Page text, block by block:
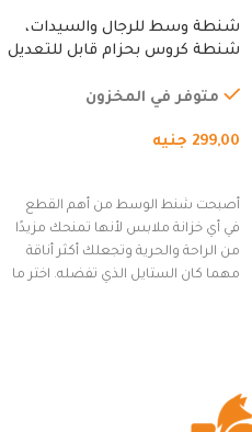
شنطة وسط للرجال والسيدات،
شنطة كروس بحزام قابل للتعديل
السفر، الجري العادي، المشي
(رمادي)
متوفر في المخزون
299,00 جنيه
أصبحت شنط الوسط من أهم القطع
في أي خزانة ملابس لأنها تمنحك مزيدًا
من الراحة والحرية وتجعلك أكثر أناقة
مهما كان الستايل الذي تفضله. اختر ما